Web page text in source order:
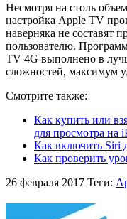
Несмотря на столь
настройка Apple TV
наверняка не составят
пользователю.
TV 4G выполнено в
сложностей, максимум
Смотрите также:
Как купить или
для просмотра на
Как включить Siri
Как проверить
26 февраля 2017 Теги: